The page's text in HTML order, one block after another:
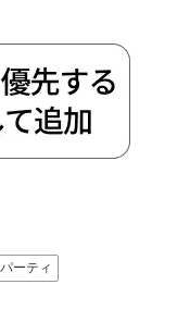
パーティ